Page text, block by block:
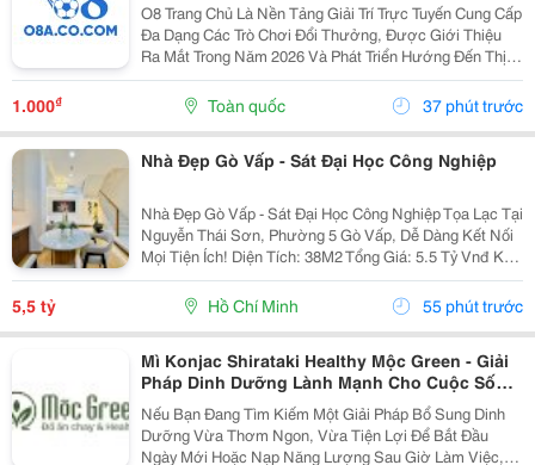
O8 Trang Chủ Là Nền Tảng Giải Trí Trực Tuyến Cung Cấp
Đa Dạng Các Trò Chơi Đổi Thưởng, Được Giới Thiệu
Ra Mắt Trong Năm 2026 Và Phát Triển Hướng Đến Thị
Trường Châu Á. Theo Thông Tin Từ Nền Tảng, O8 Hoạt
Động Theo Các Tiêu Chuẩn Áp Dụng Trong Lĩnh...
1.000₫ Toàn quốc 37 phút trước
Nhà Đẹp Gò Vấp - Sát Đại Học Công Nghiệp
Nhà Đẹp Gò Vấp - Sát Đại Học Công Nghiệp Tọa Lạc Tại
Nguyễn Thái Sơn, Phường 5 Gò Vấp, Dễ Dàng Kết Nối
Mọi Tiện Ích! Diện Tích: 38M2 Tổng Giá: 5.5 Tỷ Vnđ Kết
Cấu: Nhà 1 Trệt 2 Lầu Kiên Cố, 3Pn, 3Wc, Ban Công,
Sân Thượng Thoáng Mát, Sẵn Sàng Dọn...
5,5 tỷ Hồ Chí Minh 55 phút trước
Mì Konjac Shirataki Healthy Mộc Green - Giải
Pháp Dinh Dưỡng Lành Mạnh Cho Cuộc Sống
Hiện Đại
Nếu Bạn Đang Tìm Kiếm Một Giải Pháp Bổ Sung Dinh
Dưỡng Vừa Thơm Ngon, Vừa Tiện Lợi Để Bắt Đầu
Ngày Mới Hoặc Nạp Năng Lượng Sau Giờ Làm Việc,